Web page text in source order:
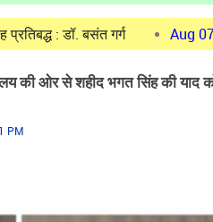
बसंत गर्ग Aug 07, 2026
की ओर से शहीद भगत सिंह की याद
PM